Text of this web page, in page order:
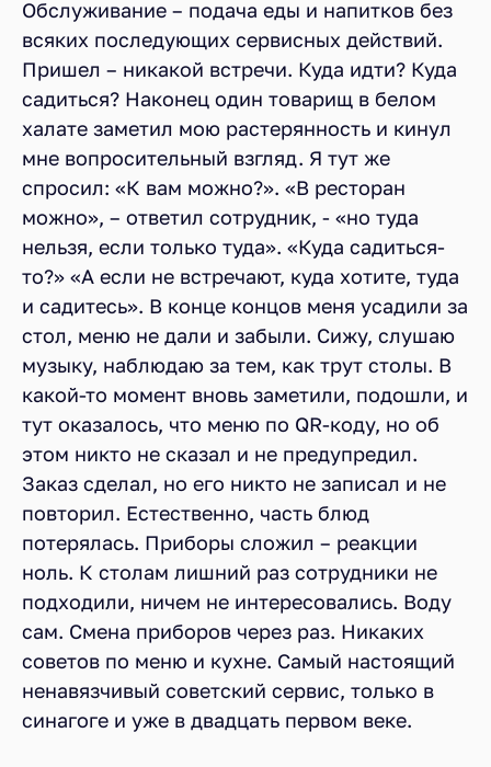
Обслуживание – подача еды и напитков без
всяких последующих сервисных действий.
Пришел – никакой встречи. Куда идти? Куда
садиться? Наконец один товарищ в белом
халате заметил мою растерянность и кинул
мне вопросительный взгляд. Я тут же
спросил: «К вам можно?». «В ресторан
можно», – ответил сотрудник, - «но туда
нельзя, если только туда». «Куда садиться-
то?» «А если не встречают, куда хотите, туда
и садитесь». В конце концов меня усадили за
стол, меню не дали и забыли. Сижу, слушаю
музыку, наблюдаю за тем, как трут столы. В
какой-то момент вновь заметили, подошли, и
тут оказалось, что меню по QR-коду, но об
этом никто не сказал и не предупредил.
Заказ сделал, но его никто не записал и не
повторил. Естественно, часть блюд
потерялась. Приборы сложил – реакции
ноль. К столам лишний раз сотрудники не
подходили, ничем не интересовались. Воду
сам. Смена приборов через раз. Никаких
советов по меню и кухне. Самый настоящий
ненавязчивый советский сервис, только в
синагоге и уже в двадцать первом веке.